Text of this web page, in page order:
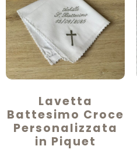
Lavetta
Battesimo Croce
Personalizzata
in Piquet